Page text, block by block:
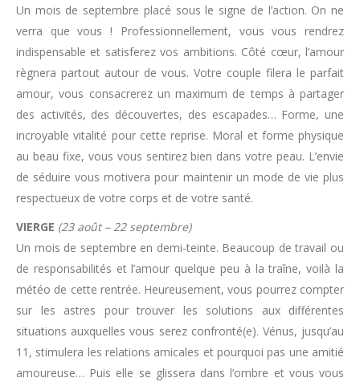
Un mois de septembre placé sous le signe de l’action. On ne
verra que vous ! Professionnellement, vous vous rendrez
indispensable et satisferez vos ambitions. Côté cœur, l’amour
règnera partout autour de vous. Votre couple filera le parfait
amour, vous consacrerez un maximum de temps à partager
des activités, des découvertes, des escapades… Forme, une
incroyable vitalité pour cette reprise. Moral et forme physique
au beau fixe, vous vous sentirez bien dans votre peau. L’envie
de séduire vous motivera pour maintenir un mode de vie plus
respectueux de votre corps et de votre santé.
VIERGE (23 août – 22 septembre)
Un mois de septembre en demi-teinte. Beaucoup de travail ou
de responsabilités et l’amour quelque peu à la traîne, voilà la
météo de cette rentrée. Heureusement, vous pourrez compter
sur les astres pour trouver les solutions aux différentes
situations auxquelles vous serez confronté(e). Vénus, jusqu’au
11, stimulera les relations amicales et pourquoi pas une amitié
amoureuse… Puis elle se glissera dans l’ombre et vous vous